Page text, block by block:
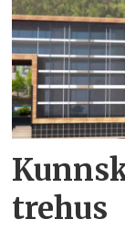
trehus